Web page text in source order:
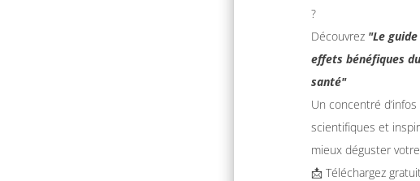
?
Découvrez "Le
effets bénéfiques
santé"
Un concentré d’infos
scientifiques et
mieux déguster
📩 Téléchargez